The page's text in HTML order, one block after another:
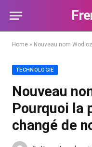
Home » Nouveau nom Wodioz
TECHNOLOGIE
Nouveau
Pourquoi la
changé de